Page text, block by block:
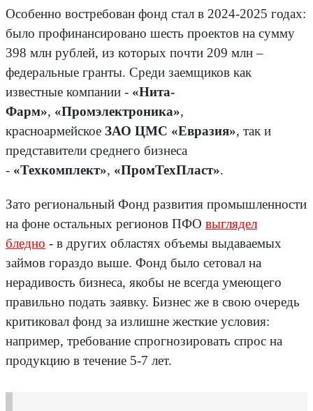
Особенно востребован фонд стал в 2024-2025 годах:
было профинансировано шесть проектов на сумму
398 млн рублей, из которых почти 209 млн –
федеральные гранты. Среди заемщиков как
известные компании - «Нита-
Фарм», «Промэлектроника»,
красноармейское ЗАО ЦМС «Евразия», так и
представители среднего бизнеса
- «Техкомплект», «ПромТехПласт».
Зато региональный Фонд развития промышленности
на фоне остальных регионов ПФО выглядел
бледно - в других областях объемы выдаваемых
займов гораздо выше. Фонд было сетовал на
нерадивость бизнеса, якобы не всегда умеющего
правильно подать заявку. Бизнес же в свою очередь
критиковал фонд за излишне жесткие условия:
например, требование спрогнозировать спрос на
продукцию в течение 5-7 лет.